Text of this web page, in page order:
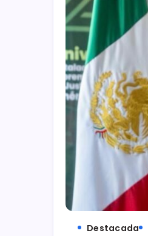
Destacada